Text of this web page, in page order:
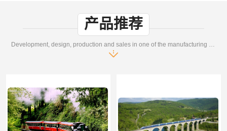
产品推荐
Development, design, production and sales in one of the manufacturing enterprises